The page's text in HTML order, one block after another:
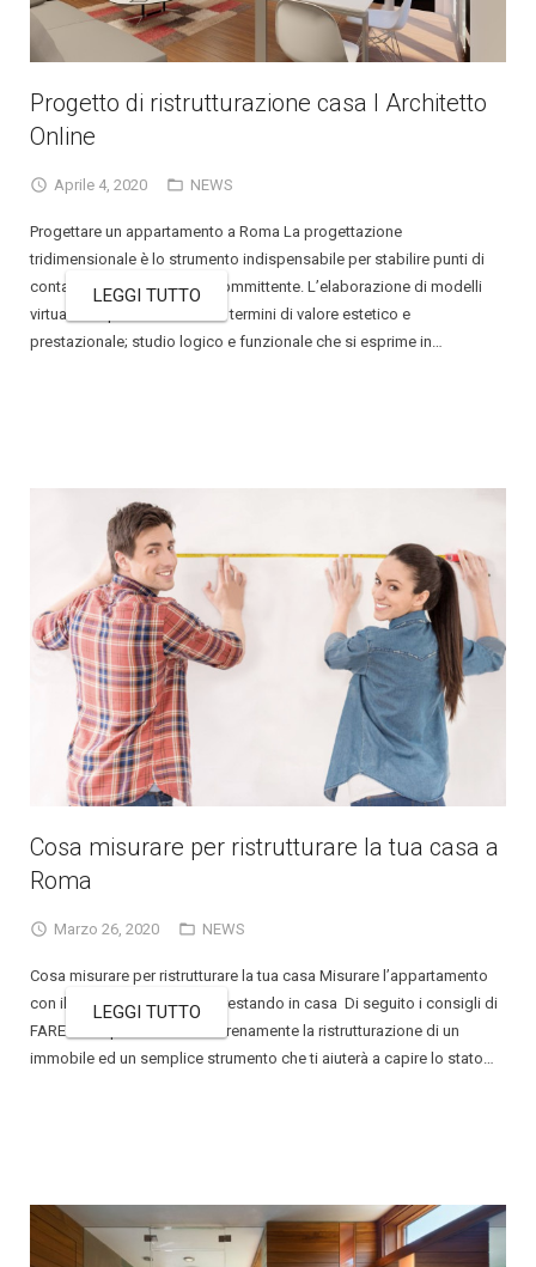
Progetto di ristrutturazione casa I Architetto
Online
Aprile 4, 2020 NEWS
Progettare un appartamento a Roma La progettazione
tridimensionale è lo strumento indispensabile per stabilire punti di
contatto tra l’architetto e il committente. L’elaborazione di modelli
virtuali semplifica le scelte in termini di valore estetico e
prestazionale; studio logico e funzionale che si esprime in…
LEGGI TUTTO
Cosa misurare per ristrutturare la tua casa a
Roma
Marzo 26, 2020 NEWS
Cosa misurare per ristrutturare la tua casa Misurare l’appartamento
con il tutorial di FARECASA, restando in casa Di seguito i consigli di
FARECASA per affrontare serenamente la ristrutturazione di un
immobile ed un semplice strumento che ti aiuterà a capire lo stato…
LEGGI TUTTO